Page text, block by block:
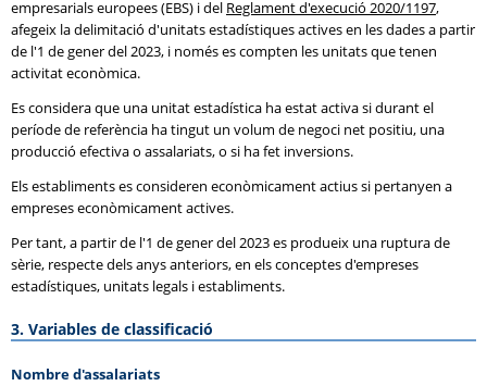
empresarials europees (EBS) i del Reglament d'execució 2020/1197,
afegeix la delimitació d'unitats estadístiques actives en les dades a partir
de l'1 de gener del 2023, i només es compten les unitats que tenen
activitat econòmica.
Es considera que una unitat estadística ha estat activa si durant el
període de referència ha tingut un volum de negoci net positiu, una
producció efectiva o assalariats, o si ha fet inversions.
Els establiments es consideren econòmicament actius si pertanyen a
empreses econòmicament actives.
Per tant, a partir de l'1 de gener del 2023 es produeix una ruptura de
sèrie, respecte dels anys anteriors, en els conceptes d'empreses
estadístiques, unitats legals i establiments.
3. Variables de classificació
Nombre d'assalariats